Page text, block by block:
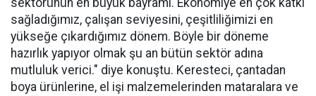
sektörünün en büyük bayramı. Ekonomiye en çok katkı
sağladığımız, çalışan seviyesini, çeşitliliğimizi en
yükseğe çıkardığımız dönem. Böyle bir döneme
hazırlık yapıyor olmak şu an bütün sektör adına
mutluluk verici." diye konuştu. Keresteci, çantadan
boya ürünlerine, el işi malzemelerinden mataralara ve